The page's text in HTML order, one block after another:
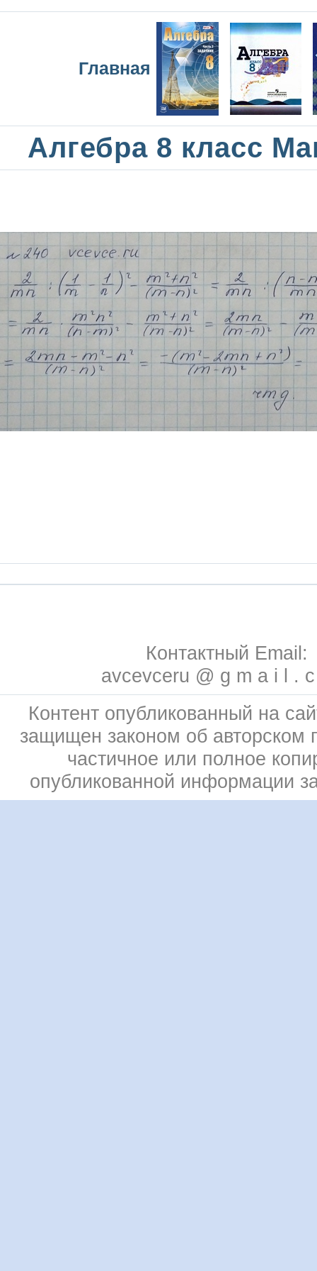
Главная
Алгебра 8 класс
Контактный Email:
avcevceru @ g m a i l .
Контент опубликованный на
защищен законом об авторском
частичное или полное
опубликованной информации